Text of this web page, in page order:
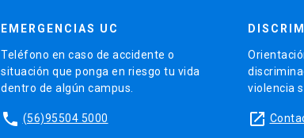
EMERGENCIAS UC
Teléfono en caso de accidente o
situación que ponga en riesgo tu vida
dentro de algún campus.
phone (56)95504 5000
violencia
launch